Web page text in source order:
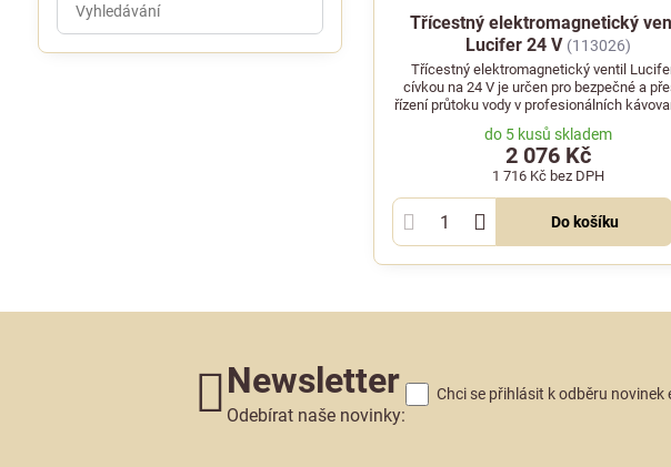
Třícestný elektromagnetický
Lucifer 24 V (113026)
Třícestný elektromagnetický ventil
cívkou na 24 V je určen pro bezpečné a
řízení průtoku vody v profesionálních
do 5 kusů skladem
2 076 Kč
1 716 Kč bez DPH
Do košíku
výsledky
filtru
Newsletter
Odebírat naše novinky:
Chci se přihlásit k odběru novinek